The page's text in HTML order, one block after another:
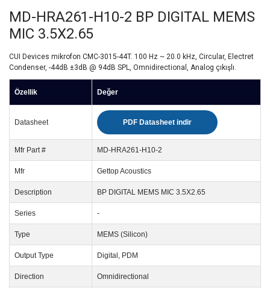
MD-HRA261-H10-2 BP DIGITAL MEMS
MIC 3.5X2.65
CUI Devices mikrofon CMC-3015-44T. 100 Hz ~ 20.0 kHz, Circular, Electret
Condenser, -44dB ±3dB @ 94dB SPL, Omnidirectional, Analog çıkışlı.
Özellik Değer
Datasheet PDF Datasheet indir
Mfr Part # MD-HRA261-H10-2
Mfr Gettop Acoustics
Description BP DIGITAL MEMS MIC 3.5X2.65
Series -
Type MEMS (Silicon)
Output Type Digital, PDM
Direction Omnidirectional